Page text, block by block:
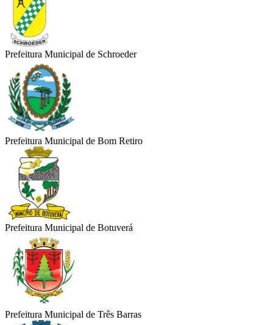
Prefeitura Municipal de Schroeder
Prefeitura Municipal de Bom Retiro
Prefeitura Municipal de Botuverá
Prefeitura Municipal de Três Barras